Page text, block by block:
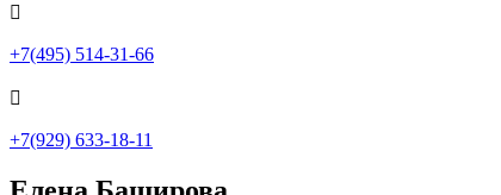

+7(495) 514-31-66

+7(929) 633-18-11